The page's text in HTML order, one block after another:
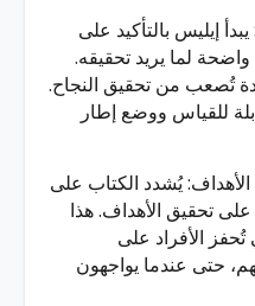
إيليس بالتأكيد على
لما يريد تحقيقه.
تُصعب من تحقيق النجاح.
للقياس ووضع إطار
يُشدد الكتاب على
على تحقيق الأهداف. هذا
تُحفز الأفراد على
حتى عندما يواجهون